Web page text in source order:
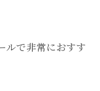
ルで非常におすす